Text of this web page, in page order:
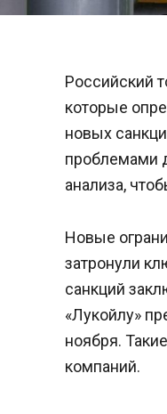
Российский
которые
новых
проблемами
анализа,
Новые
затронули
санкций
«Лукойлу»
ноября.
компаний.